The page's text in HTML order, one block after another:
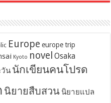
Europe europe trip
Kyoto novel Osaka
วัน นักเขียนคนโปรด
นิยายสืบสวน นิยายแปล